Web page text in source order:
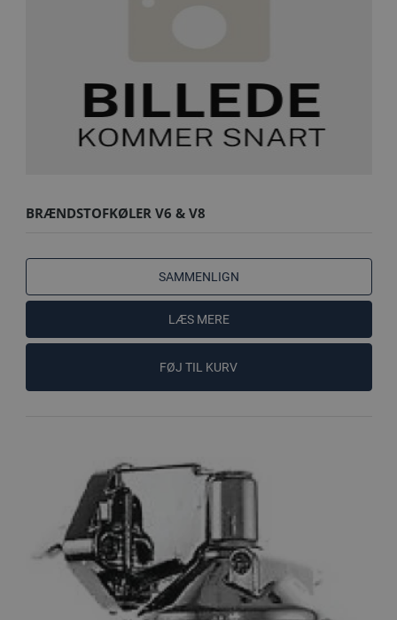
BRÆNDSTOFKØLER V6 & V8
SAMMENLIGN
LÆS MERE
FØJ TIL KURV